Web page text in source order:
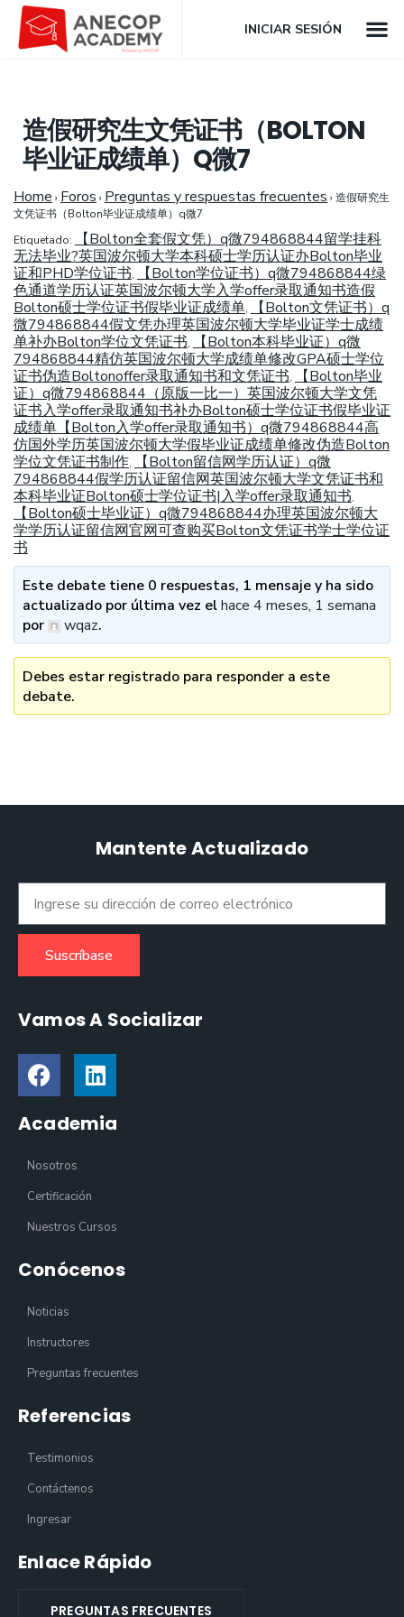
INICIAR SESIÓN
造假研究生文凭证书（BOLTON
毕业证成绩单）Q微7
Home › Foros › Preguntas y respuestas frecuentes › 造假研究生
文凭证书（Bolton毕业证成绩单）q微7
Etiquetado:
【Bolton全套假文凭）q微794868844留学挂科
无法毕业?英国波尔顿大学本科硕士学历认证办Bolton毕业
证和PHD学位证书,
【Bolton学位证书）q微794868844绿
色通道学历认证英国波尔顿大学入学offer录取通知书造假
Bolton硕士学位证书假毕业证成绩单,
【Bolton文凭证书）q
微794868844假文凭办理英国波尔顿大学毕业证学士成绩
单补办Bolton学位文凭证书,
【Bolton本科毕业证）q微
794868844精仿英国波尔顿大学成绩单修改GPA硕士学位
证书伪造Boltonoffer录取通知书和文凭证书,
【Bolton毕业
证）q微794868844（原版一比一）英国波尔顿大学文凭
证书入学offer录取通知书补办Bolton硕士学位证书假毕业证
成绩单【Bolton入学offer录取通知书）q微794868844高
仿国外学历英国波尔顿大学假毕业证成绩单修改伪造Bolton
学位文凭证书制作,
【Bolton留信网学历认证）q微
794868844假学历认证留信网英国波尔顿大学文凭证书和
本科毕业证Bolton硕士学位证书|入学offer录取通知书,
【Bolton硕士毕业证）q微794868844办理英国波尔顿大
学学历认证留信网官网可查购买Bolton文凭证书学士学位证
书
Este debate tiene 0 respuestas, 1 mensaje y ha sido
actualizado por última vez elhace 4 meses, 1 semana
por
wqaz.
Debes estar registrado para responder a este
debate.
Mantente Actualizado
Suscríbase
Vamos A Socializar
Academia
Nosotros
Certificación
Nuestros Cursos
Conócenos
Noticias
Instructores
Preguntas frecuentes
Referencias
Testimonios
Contáctenos
Ingresar
Enlace Rápido
PREGUNTAS FRECUENTES